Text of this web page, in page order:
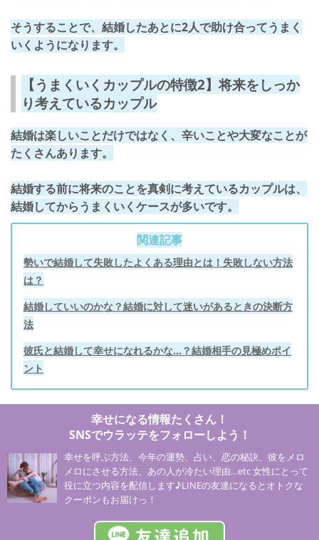
そうすることで、結婚したあとに2人で助け合ってうまく
いくようになります。
【うまくいくカップルの特徴2】将来をしっか
り考えているカップル
結婚は楽しいことだけではなく、 辛いことや大変なことが
たくさんあります。
結婚する前に将来のことを真剣に考えているカップルは、
結婚してからうまくいくケースが多いです。
関連記事
勢いで結婚して失敗したよくある理由とは！失敗しない方法
は？
結婚していいのかな？結婚に対して迷いがあるときの決断方
法
彼氏と結婚して幸せになれるかな…？結婚相手の見極めポイ
ント
幸せになる情報たくさん！
SNSでウラッテをフォローしよう！
幸せを呼ぶ方法、今年の運勢、占い、恋の秘訣、彼をメロ
メロにさせる方法、あの人が冷たい理由…etc 女性にとって
役に立つ内容を配信します♪LINEの友達になるとオトクな
クーポンもお届けっ！